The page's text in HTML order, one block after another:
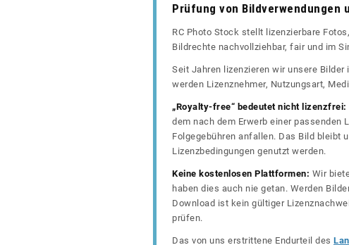
Prüfung von Bildverwendungen
RC Photo Stock stellt lizenzierbare
Bildrechte nachvollziehbar, fair und im
Seit Jahren lizenzieren wir unsere
werden Lizenznehmer, Nutzungsart,
„Royalty-free“ bedeutet nicht lizenzfrei:
dem nach dem Erwerb einer passenden
Folgegebühren anfallen. Das Bild bleibt
Lizenzbedingungen genutzt werden.
Keine kostenlosen Plattformen: Wir
haben dies auch nie getan. Werden
Download ist kein gültiger
prüfen.
Das von uns erstrittene Endurteil des